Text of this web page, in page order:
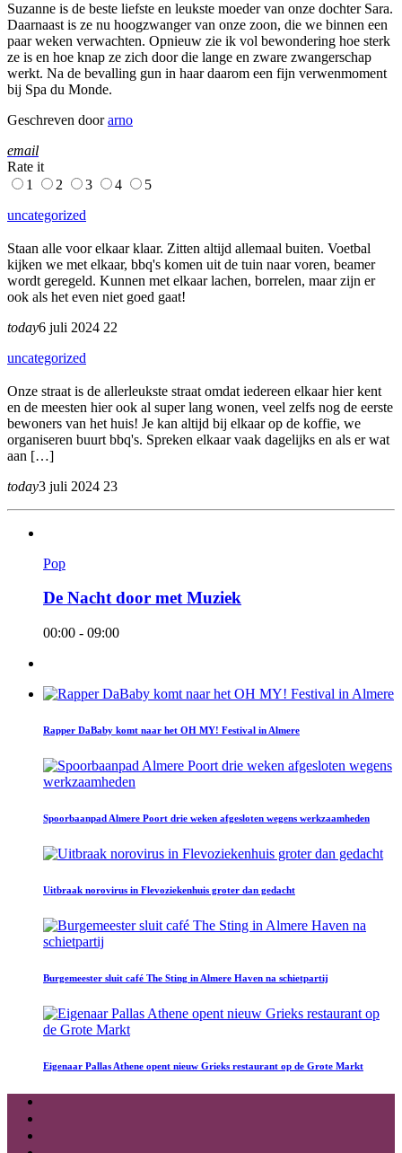
Suzanne is de beste liefste en leukste moeder van onze dochter Sara.
Daarnaast is ze nu hoogzwanger van onze zoon, die we binnen een
paar weken verwachten. Opnieuw zie ik vol bewondering hoe sterk
ze is en hoe knap ze zich door die lange en zware zwangerschap
werkt. Na de bevalling gun in haar daarom een fijn verwenmoment
bij Spa du Monde.
Geschreven doorarno
email
Rate it
1
2 3 4
5
uncategorized
Staan alle voor elkaar klaar. Zitten altijd allemaal buiten. Voetbal
kijken we met elkaar, bbq's komen uit de tuin naar voren, beamer
wordt geregeld. Kunnen met elkaar lachen, borrelen, maar zijn er
ook als het even niet goed gaat!
today6 juli 2024 22
uncategorized
Onze straat is de allerleukste straat omdat iedereen elkaar hier kent
en de meesten hier ook al super lang wonen, veel zelfs nog de eerste
bewoners van het huis! Je kan altijd bij elkaar op de koffie, we
organiseren buurt bbq's. Spreken elkaar vaak dagelijks en als er wat
aan […]
today3 juli 2024 23
Pop
De Nacht door met Muziek
00:00 - 09:00
Rapper DaBaby komt naar het OH MY! Festival in Almere
Spoorbaanpad Almere Poort drie weken afgesloten wegens werkzaamheden
Uitbraak norovirus in Flevoziekenhuis groter dan gedacht
Burgemeester sluit café The Sting in Almere Haven na schietpartij
Eigenaar Pallas Athene opent nieuw Grieks restaurant op de Grote Markt